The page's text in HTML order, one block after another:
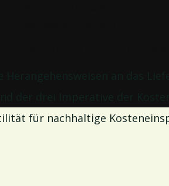
erläutert, wie führende
Kosten abbauen und
herunter und
Herangehensweisen an das
der drei Imperative der
für nachhaltige